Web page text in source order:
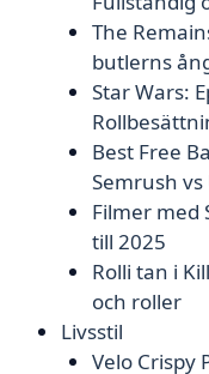
The
butlerns
Star Wars:
Best Free
Semrush
Filmer med
till 2025
Rolli tan i
och roller
Livsstil
Velo Crispy